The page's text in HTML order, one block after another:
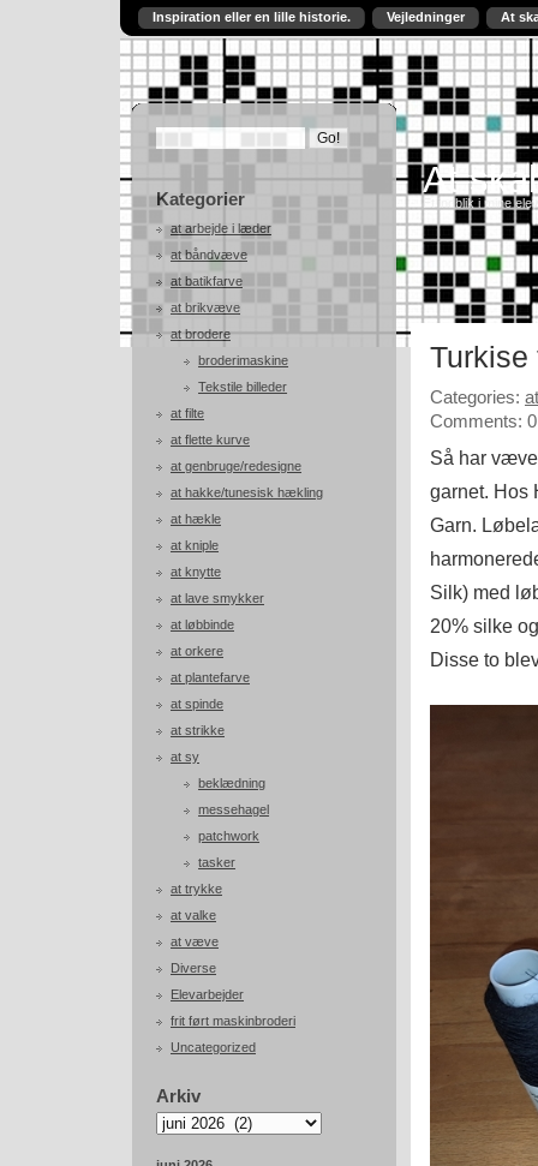
Inspiration eller en lille historie. Vejledninger At
Kategorier
at arbejde i læder
at båndvæve
at batikfarve
at brikvæve
at brodere
broderimaskine
Tekstile billeder
at filte
at flette kurve
at genbruge/redesigne
at hakke/tunesisk hækling
at hækle
at kniple
at knytte
at lave smykker
at løbbinde
at orkere
at plantefarve
at spinde
at strikke
at sy
beklædning
messehagel
patchwork
tasker
at trykke
at valke
at væve
Diverse
Elevarbejder
frit ført maskinbroderi
Uncategorized
Arkiv
Arkiv
At
Et indblik i mine
Categories:
Comments: 0
Så har
garnet. Hos
Garn.
Silk) med
20% silke
Disse to